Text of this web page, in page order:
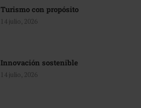
Turismo con propósito
14 julio, 2026
Innovación sostenible
14 julio, 2026